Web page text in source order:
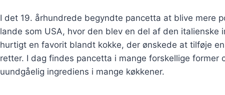
I det 19. århundrede begyndte pancetta at blive mere
lande som USA, hvor den blev en del af den italienske
hurtigt en favorit blandt kokke, der ønskede at tilføje
retter. I dag findes pancetta i mange forskellige former
uundgåelig ingrediens i mange køkkener.